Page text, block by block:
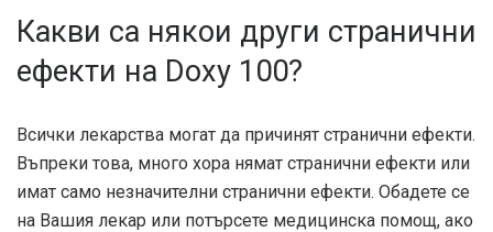
Какви са някои други странични
ефекти на Doxy 100?
Всички лекарства могат да причинят странични ефекти.
Въпреки това, много хора нямат странични ефекти или
имат само незначителни странични ефекти. Обадете се
на Вашия лекар или потърсете медицинска помощ, ако